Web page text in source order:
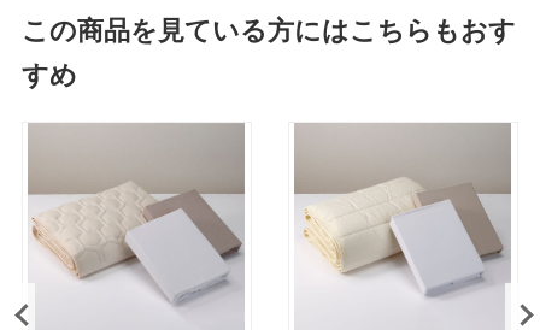
この商品を見ている方にはこちらもおす
すめ